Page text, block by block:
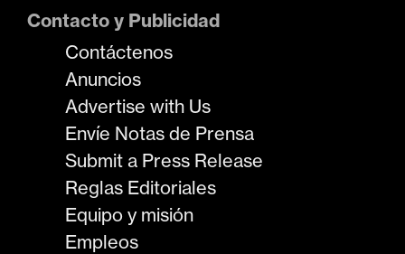
Contacto y Publicidad
Contáctenos
Anuncios
Advertise with Us
Envíe Notas de Prensa
Submit a Press Release
Reglas Editoriales
Equipo y misión
Empleos